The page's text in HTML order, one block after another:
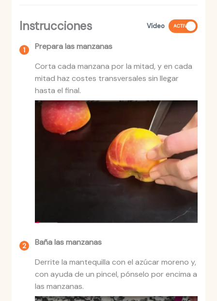
Instrucciones Vídeo ACTIVO
Prepara las manzanas
Corta cada manzana por la mitad, y en cada
mitad haz costes transversales sin llegar
hasta el final.
Baña las manzanas
Derrite la mantequilla con el azúcar moreno y,
con ayuda de un pincel, pónselo por encima a
las manzanas.